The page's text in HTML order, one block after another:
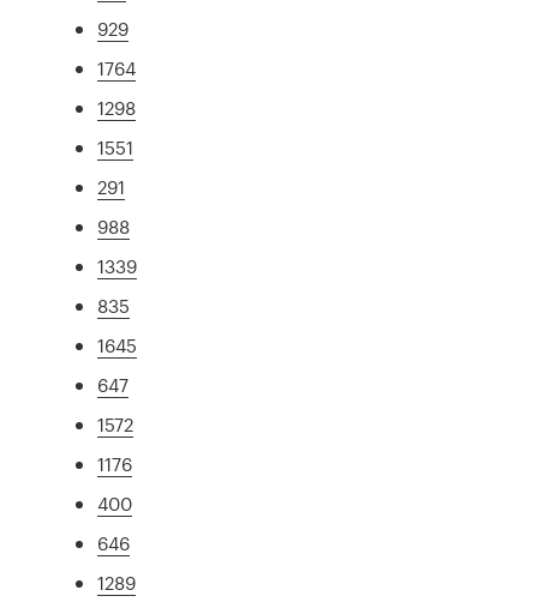
929
1764
1298
1551
291
988
1339
835
1645
647
1572
1176
400
646
1289